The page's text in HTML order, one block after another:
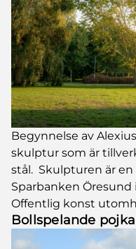
Begynnelse av
skulptur som är
stål. Skulpturen är
Sparbanken Öresund
Offentlig konst
Bollspelande